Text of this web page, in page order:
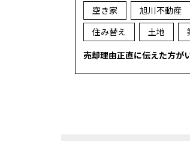
空き家
旭川不動産
住み替え
土地
売却理由正直に伝えた方が